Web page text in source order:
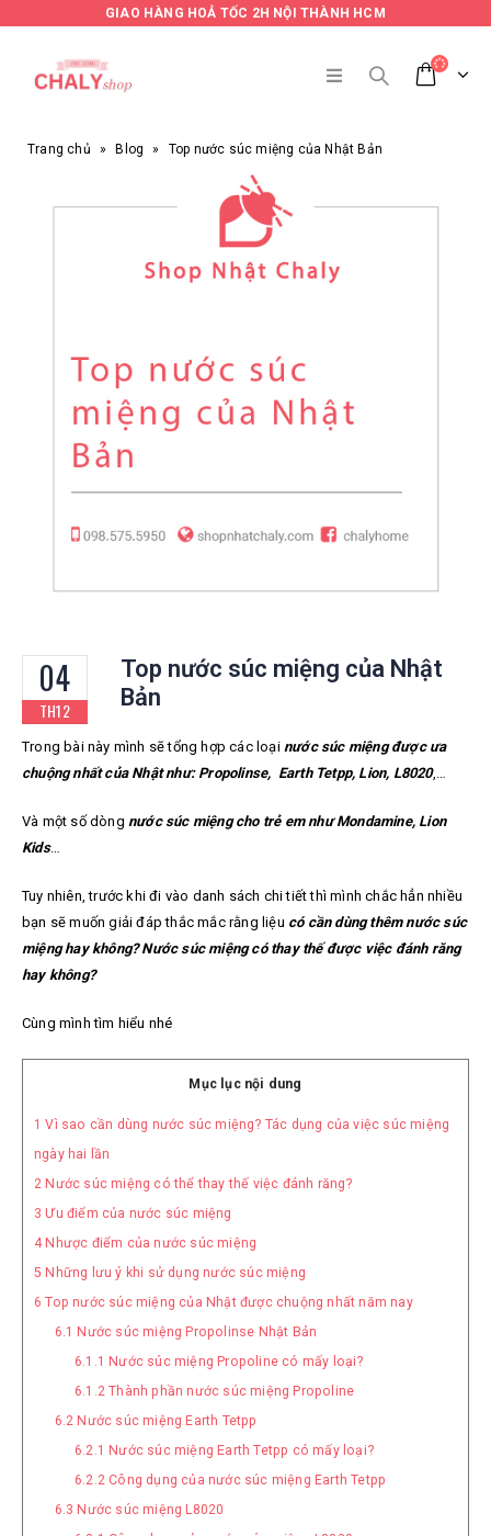
GIAO HÀNG HOẢ TỐC 2H NỘI THÀNH HCM
Trang chủ » Blog » Top nước súc miệng của Nhật Bản
04
TH12
Top nước súc miệng của Nhật
Bản
Trong bài này mình sẽ tổng hợp các loại nước súc miệng được ưa
chuộng nhất của Nhật như: Propolinse, Earth Tetpp, Lion, L8020,…
Và một số dòng nước súc miệng cho trẻ em như Mondamine, Lion
Kids…
Tuy nhiên, trước khi đi vào danh sách chi tiết thì mình chắc hẳn nhiều
bạn sẽ muốn giải đáp thắc mắc rằng liệu có cần dùng thêm nước súc
miệng hay không? Nước súc miệng có thay thế được việc đánh răng
hay không?
Cùng mình tìm hiểu nhé
Mục lục nội dung
1 Vì sao cần dùng nước súc miệng? Tác dụng của việc súc miệng
ngày hai lần
2 Nước súc miệng có thể thay thế việc đánh răng?
3 Ưu điểm của nước súc miệng
4Nhược điểm của nước súc miệng
5 Những lưu ý khi sử dụng nước súc miệng
6 Top nước súc miệng của Nhật được chuộng nhất năm nay
6.1 Nước súc miệng Propolinse Nhật Bản
6.1.1 Nước súc miệng Propoline có mấy loại?
6.1.2 Thành phần nước súc miệng Propoline
6.2 Nước súc miệng Earth Tetpp
6.2.1 Nước súc miệng Earth Tetpp có mấy loại?
6.2.2 Công dụng của nước súc miệng Earth Tetpp
6.3 Nước súc miệng L8020